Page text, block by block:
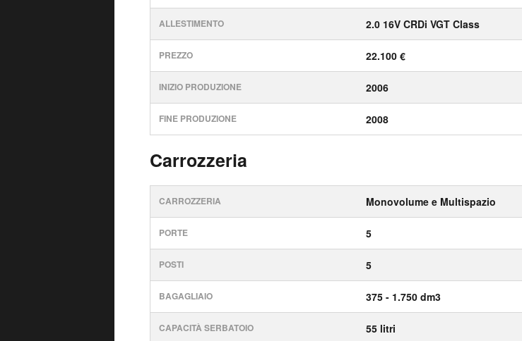
ALLESTIMENTO 2.0 16V CRDi VGT Class
PREZZO 22.100 €
INIZIO PRODUZIONE 2006
FINE PRODUZIONE 2008
Carrozzeria
CARROZZERIA Monovolume e Multispazio
PORTE 5
POSTI 5
BAGAGLIAIO 375 - 1.750 dm3
CAPACITÀ SERBATOIO 55 litri